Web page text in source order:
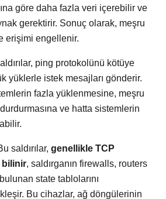
göre daha fazla veri içerebilir ve
gerektirir. Sonuç olarak, meşru
erişimi engellenir.
ping protokolünü kötüye
yüklerle istek mesajları gönderir.
fazla yüklenmesine, meşru
ve hatta sistemlerin
saldırılar, genellikle TCP
bilinir, saldırganın firewalls, routers
state tablolarını
Bu cihazlar, ağ döngülerinin